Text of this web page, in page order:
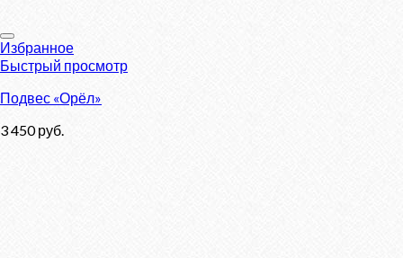
Избранное
Быстрый просмотр
Подвес «Орёл»
3 450руб.